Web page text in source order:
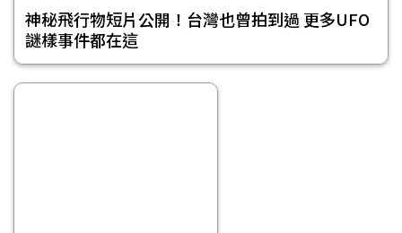
神秘飛行物短片公開！台灣也曾拍到過 更多UFO
謎樣事件都在這